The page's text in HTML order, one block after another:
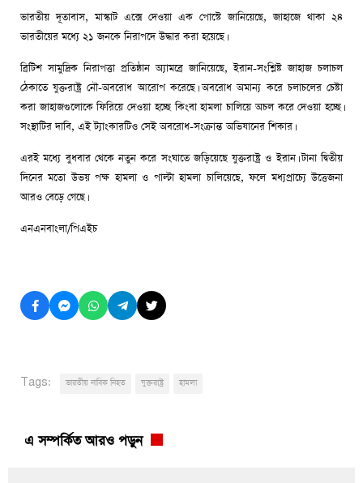
ভারতীয় দূতাবাস, মাস্কাট এক্সে দেওয়া এক পোস্টে জানিয়েছে, জাহাজে থাকা ২৪
ভারতীয়ের মধ্যে ২১ জনকে নিরাপদে উদ্ধার করা হয়েছে।
ব্রিটিশ সামুদ্রিক নিরাপত্তা প্রতিষ্ঠান অ্যামব্রে জানিয়েছে, ইরান-সংশ্লিষ্ট জাহাজ চলাচল
ঠেকাতে যুক্তরাষ্ট্র নৌ-অবরোধ আরোপ করেছে। অবরোধ অমান্য করে চলাচলের চেষ্টা
করা জাহাজগুলোকে ফিরিয়ে দেওয়া হচ্ছে কিংবা হামলা চালিয়ে অচল করে দেওয়া হচ্ছে।
সংস্থাটির দাবি, এই ট্যাংকারটিও সেই অবরোধ-সংক্রান্ত অভিযানের শিকার।
এরই মধ্যে বুধবার থেকে নতুন করে সংঘাতে জড়িয়েছে যুক্তরাষ্ট্র ও ইরান। টানা দ্বিতীয়
দিনের মতো উভয় পক্ষ হামলা ও পাল্টা হামলা চালিয়েছে, ফলে মধ্যপ্রাচ্যে উত্তেজনা
আরও বেড়ে গেছে।
এনএনবাংলা/পিএইচ
Tags: ভারতীয় নাবিক নিহত যুক্তরাষ্ট্র হামলা
এ সম্পর্কিত আরও পড়ুন